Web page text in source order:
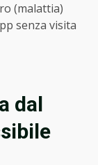
(malattia)
senza visita
dal